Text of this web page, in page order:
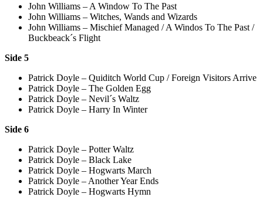
John Williams – A Window To The Past
John Williams – Witches, Wands and Wizards
John Williams – Mischief Managed / A Windos To The Past /
Buckbeack´s Flight
Side 5
Patrick Doyle – Quiditch World Cup / Foreign Visitors Arrive
Patrick Doyle – The Golden Egg
Patrick Doyle – Nevil´s Waltz
Patrick Doyle – Harry In Winter
Side 6
Patrick Doyle – Potter Waltz
Patrick Doyle – Black Lake
Patrick Doyle – Hogwarts March
Patrick Doyle – Another Year Ends
Patrick Doyle – Hogwarts Hymn